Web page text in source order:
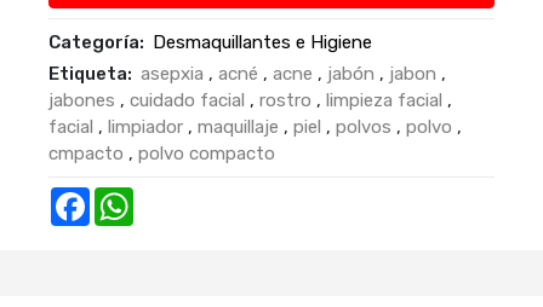
Categoría: Desmaquillantes e Higiene
Etiqueta: asepxia , acné , acne , jabón , jabon ,
jabones , cuidado facial , rostro , limpieza facial ,
facial , limpiador , maquillaje , piel , polvos , polvo ,
cmpacto , polvo compacto
Facebook